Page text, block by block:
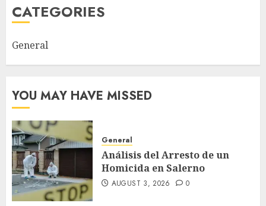
CATEGORIES
General
YOU MAY HAVE MISSED
General
Análisis del Arresto de un
Homicida en Salerno
AUGUST 3, 2026 0